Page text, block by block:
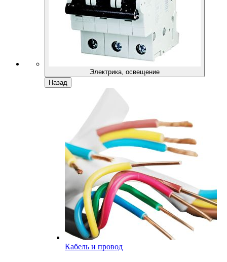
Электрика, освещение
Назад
Кабель и провод